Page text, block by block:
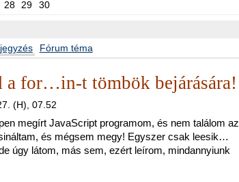
28 29 30
Fórum téma
a for…in-t tömbök bejárására!
(H), 07.52
megírt JavaScript programom, és nem találom az
és mégsem megy! Egyszer csak leesik…
úgy látom, más sem, ezért leírom, mindannyiunk